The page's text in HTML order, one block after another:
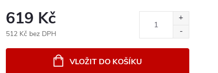
619 Kč
512 Kč bez DPH
VLOŽIT DO KOŠÍKU